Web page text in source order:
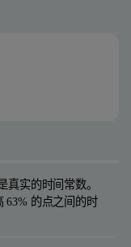
真实的时间常数。
63% 的点之间的时